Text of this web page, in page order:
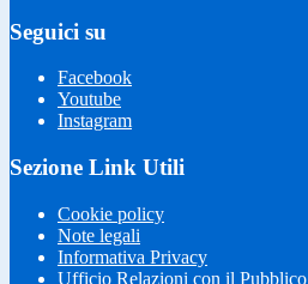
Seguici su
Facebook
Youtube
Instagram
Sezione Link Utili
Cookie policy
Note legali
Informativa Privacy
Ufficio Relazioni con il Pubblico